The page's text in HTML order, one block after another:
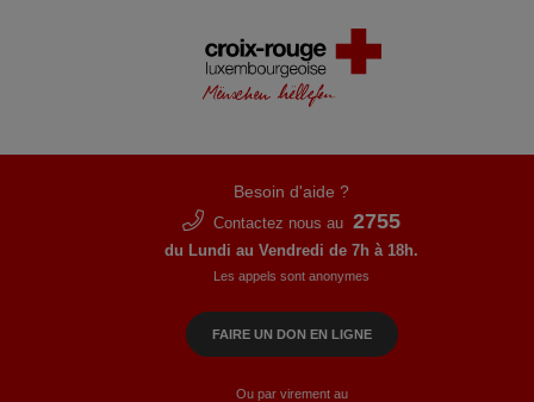
Besoin d'aide ?
Contactez nous au 2755
du Lundi au Vendredi de 7h à 18h.
Les appels sont anonymes
FAIRE UN DON EN LIGNE
Ou par virement au